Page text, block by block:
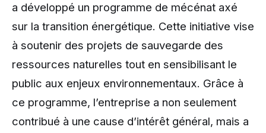
a développé un programme de mécénat axé
sur la transition énergétique. Cette initiative vise
à soutenir des projets de sauvegarde des
ressources naturelles tout en sensibilisant le
public aux enjeux environnementaux. Grâce à
ce programme, l’entreprise a non seulement
contribué à une cause d’intérêt général, mais a